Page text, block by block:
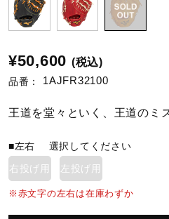
卓球
ソフトボール
ウィンタースポーツ
¥50,600 (税込)
品番： 1AJFR32100
王道を堂々といく、王道のミ
■左右 選択してください
右投げ用
左投げ用
※赤文字の左右は在庫わずか